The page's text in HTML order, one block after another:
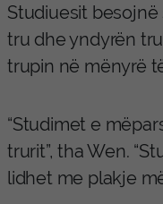
Studiuesit
tru dhe yndyrën
trupin në mënyrë
“Studimet e
trurit”, tha Wen.
lidhet me plakje